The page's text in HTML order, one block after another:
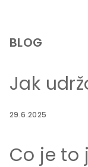
BLOG
Jak
29.6.2025
Co je to